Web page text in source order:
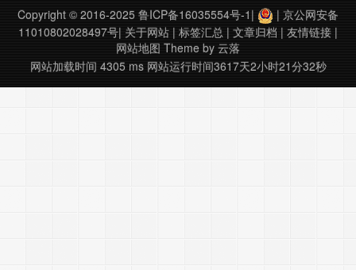
QA值AE指数，并且对原始数据做了
几何校正，为了更好的进行后续处
理，按照官方7.5km分辨率，……
Copyright © 2016-2025 鲁ICP备16035554号-1 | | 京公网安备
11010802028497号| 关于网站 | 标签汇总 | 文章归档 | 友情链接 |
网站地图 Theme by 云落
网站加载时间 4305 ms 网站运行时间3617天2小时21分32秒